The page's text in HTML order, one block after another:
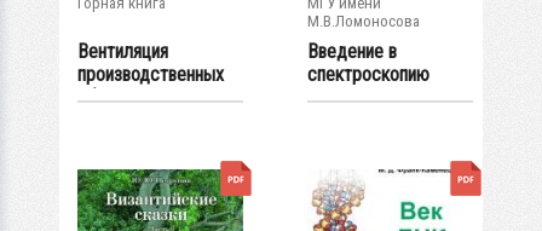
Вентиляция
производственных
объектов
М.В.Ломоносова
Введение в
спектроскопию
диэлектриков. Часть